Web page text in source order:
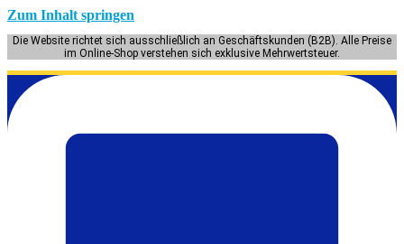
Zum Inhalt springen
Die Website richtet sich ausschließlich an Geschäftskunden (B2B). Alle Preise
im Online-Shop verstehen sich exklusive Mehrwertsteuer.